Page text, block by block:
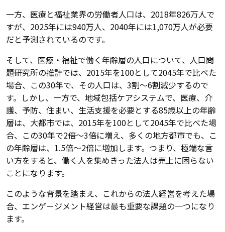
一方、医療と福祉業界の労働者人口は、2018年826万人で
すが、2025年には940万人、2040年には1,070万人が必要
だと予測されているのです。
そして、医療・福祉で働く年齢層の人口について、人口問
題研究所の推計では、2015年を100として2045年で比べた
場合、この30年で、その人口は、3割～6割減少するので
す。しかし、一方で、地域包括ケアシステムで、医療、介
護、予防、住まい、生活支援を必要とする85歳以上の年齢
層は、大都市では、2015年を100として2045年で比べた場
合、この30年で2倍～3倍に増え、多くの地方都市でも、こ
の年齢層は、1.5倍～2倍に増加します。つまり、極端な言
い方をすると、働く人を集めきった法人は売上に困らない
ことになります。
このような背景を踏まえ、これからの法人経営を考えた場
合、エンゲージメント経営は最も重要な課題の一つになり
ます。